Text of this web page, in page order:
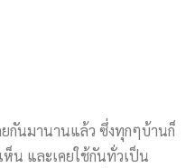
กันมานานแล้ว ซึ่งทุกๆบ้านก็
ห็น และเคยใช้กันทั่วเป็น